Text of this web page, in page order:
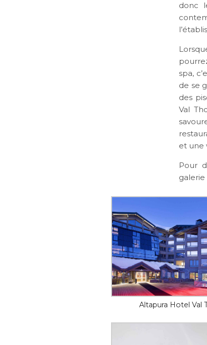
donc
spa,
de se
des
Val
et une
Pour
galerie
Altapura Hotel Val